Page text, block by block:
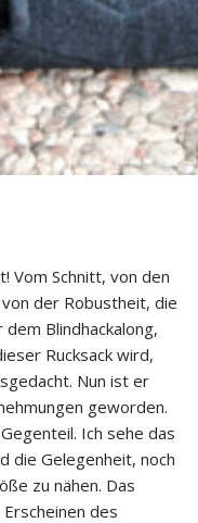
Vom Schnitt, von den
der Robustheit, die
Blindhackalong,
Rucksack wird,
Nun ist er
geworden.
Ich sehe das
die Gelegenheit, noch
zu nähen. Das
des